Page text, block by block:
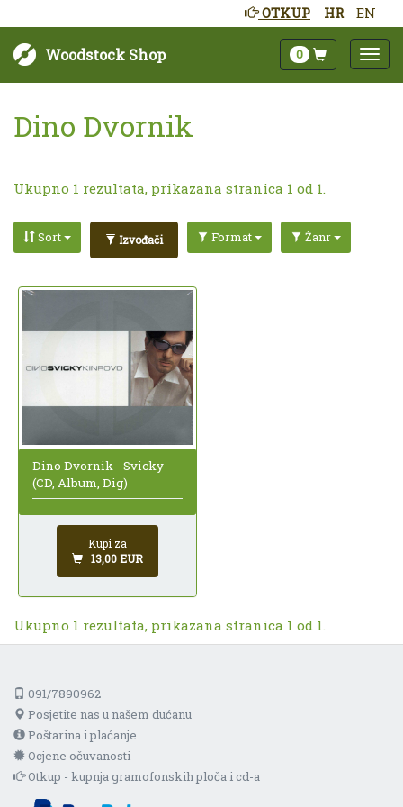
HR EN
OTKUP
Woodstock Shop 0
Dino Dvornik
Ukupno 1 rezultata, prikazana stranica 1 od 1.
Sort Izvođači Format Žanr
Dino Dvornik - Svicky
(CD, Album, Dig)
Kupi za
13,00 EUR
Ukupno 1 rezultata, prikazana stranica 1 od 1.
091/7890962
Posjetite nas u našem dućanu
Poštarina i plaćanje
Ocjene očuvanosti
Otkup - kupnja gramofonskih ploča i cd-a